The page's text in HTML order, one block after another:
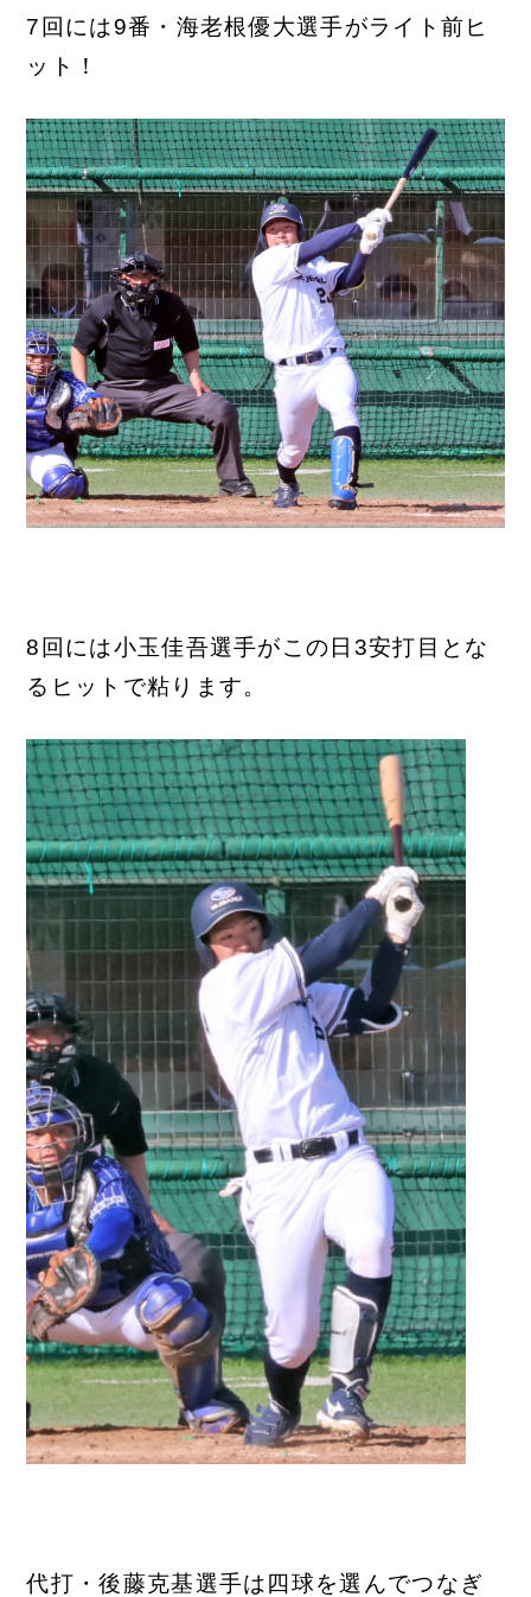
7回には9番・海老根優大選手がライト前ヒ
ット！
8回には小玉佳吾選手がこの日3安打目とな
るヒットで粘ります。
代打・後藤克基選手は四球を選んでつなぎ